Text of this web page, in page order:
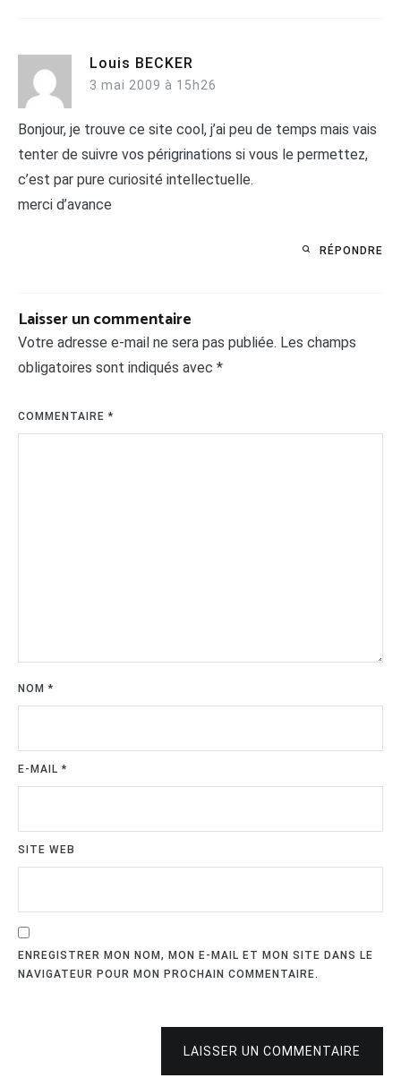
Louis BECKER
3 mai 2009 à 15h26
Bonjour, je trouve ce site cool, j’ai peu de temps mais vais
tenter de suivre vos périgrinations si vous le permettez,
c’est par pure curiosité intellectuelle.
merci d’avance
RÉPONDRE
Laisser un commentaire
Votre adresse e-mail ne sera pas publiée. Les champs
obligatoires sont indiqués avec *
COMMENTAIRE*
NOM*
E-MAIL*
SITE WEB
ENREGISTRER MON NOM, MON E-MAIL ET MON SITE DANS LE
NAVIGATEUR POUR MON PROCHAIN COMMENTAIRE.
LAISSER UN COMMENTAIRE